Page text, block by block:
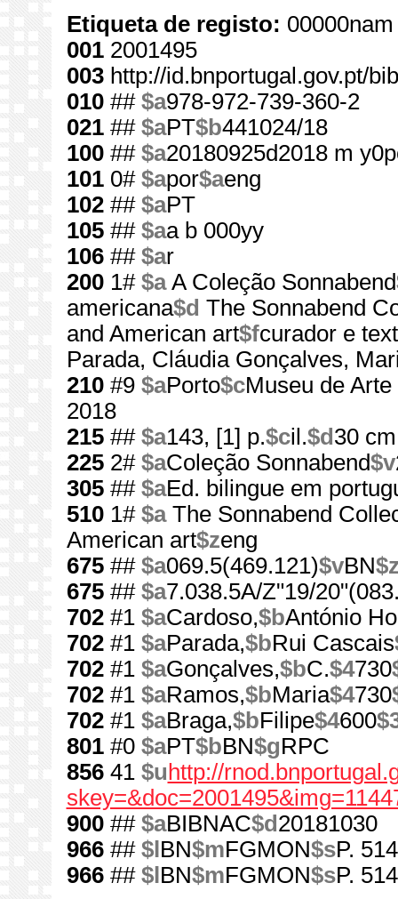
Etiqueta de registo:
0012001495
003http://id.bnportugal.gov.pt/
010## $a978-972-739-360-2
021## $aPT$b441024/18
100## $a20180925d2018 m
1010# $apor$aeng
102## $aPT
105## $aa b 000yy
106## $ar
2001# $aA Coleção Sonnabend
americana$d The Sonnabend
and American art$fcurador e
Parada, Cláudia Gonçalves,
210#9 $aPorto$cMuseu de
2018
215## $a143, [1] p.$cil.$d 30 cm
2252# $aColeção Sonnabend$v
305## $aEd. bilingue em
5101# $aThe Sonnabend
American art$zeng
675## $a069.5(469.121)$vBN
675## $a7.038.5A/Z"19/
702#1 $aCardoso,$bAntónio
702#1 $aParada,$bRui Cascais
702#1 $aGonçalves,$bC.$4730
702#1 $aRamos,$bMaria$4730
702#1 $aBraga,$bFilipe$4600
801#0 $aPT$bBN$gRPC
85641 $u http://
900## $aBIBNAC$d 20181030
966## $l BN$mFGMON$sP.
966## $l BN$mFGMON$sP.